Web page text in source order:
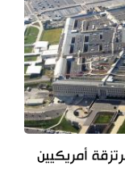
أمريكيين